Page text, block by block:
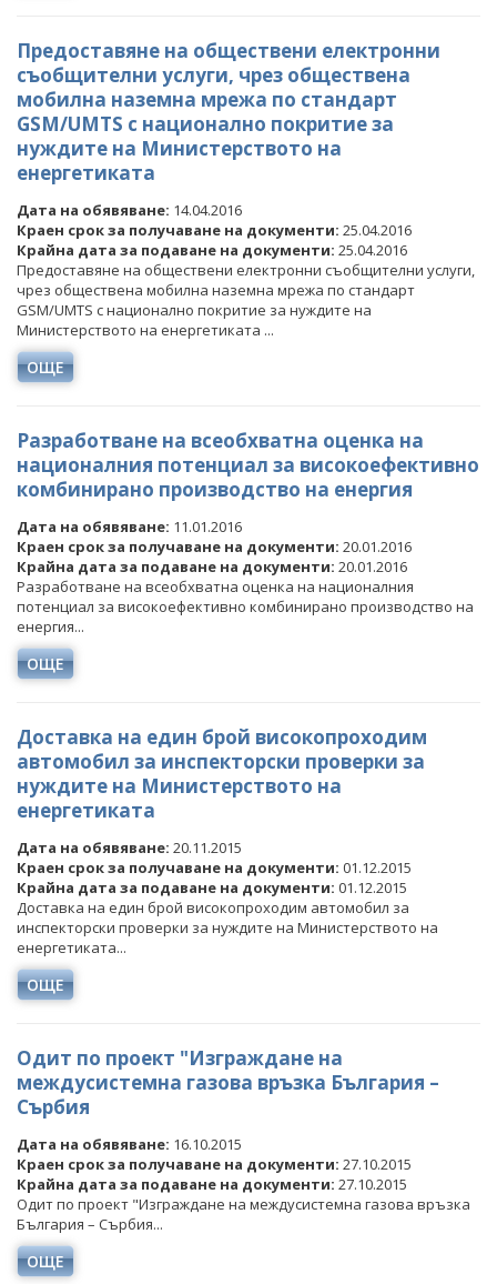
ДРУГИ
Предоставяне на обществени електронни
съобщителни услуги, чрез обществена
мобилна наземна мрежа по стандарт
GSM/UMTS с национално покритие за
нуждите на Министерството на
енергетиката
Дата на обявяване: 14.04.2016
Краен срок за получаване на документи: 25.04.2016
Крайна дата за подаване на документи: 25.04.2016
Предоставяне на обществени електронни съобщителни услуги,
чрез обществена мобилна наземна мрежа по стандарт
GSM/UMTS с национално покритие за нуждите на
Министерството на енергетиката ...
ОЩЕ
Разработване на всеобхватна оценка на
националния потенциал за високоефективно
комбинирано производство на енергия
Дата на обявяване: 11.01.2016
Краен срок за получаване на документи: 20.01.2016
Крайна дата за подаване на документи: 20.01.2016
Разработване на всеобхватна оценка на националния
потенциал за високоефективно комбинирано производство на
енергия...
ОЩЕ
Доставка на един брой високопроходим
автомобил за инспекторски проверки за
нуждите на Министерството на
енергетиката
Дата на обявяване: 20.11.2015
Краен срок за получаване на документи: 01.12.2015
Крайна дата за подаване на документи: 01.12.2015
Доставка на един брой високопроходим автомобил за
инспекторски проверки за нуждите на Министерството на
енергетиката...
ОЩЕ
Одит по проект "Изграждане на
междусистемна газова връзка България –
Сърбия
Дата на обявяване: 16.10.2015
Краен срок за получаване на документи: 27.10.2015
Крайна дата за подаване на документи: 27.10.2015
Одит по проект "Изграждане на междусистемна газова връзка
България – Сърбия...
ОЩЕ